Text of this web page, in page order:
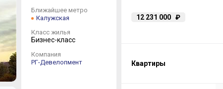
Ближайшее метро
Калужская
Класс жилья
Бизнес-класс
Компания
РГ-Девелопмент
27 067 320 ₽ 12 231 000 ₽
Квартиры